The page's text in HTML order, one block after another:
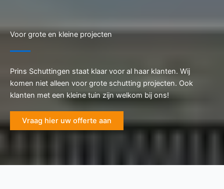
Voor grote en kleine projecten
Prins Schuttingen staat klaar voor al haar klanten. Wij
komen niet alleen voor grote schutting projecten. Ook
klanten met een kleine tuin zijn welkom bij ons!
Vraag hier uw offerte aan